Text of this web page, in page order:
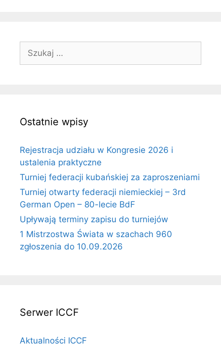
Szukaj:
Ostatnie wpisy
Rejestracja udziału w Kongresie 2026 i
ustalenia praktyczne
Turniej federacji kubańskiej za zaproszeniami
Turniej otwarty federacji niemieckiej – 3rd
German Open – 80-lecie BdF
Upływają terminy zapisu do turniejów
1 Mistrzostwa Świata w szachach 960
zgłoszenia do 10.09.2026
Serwer ICCF
Aktualności ICCF